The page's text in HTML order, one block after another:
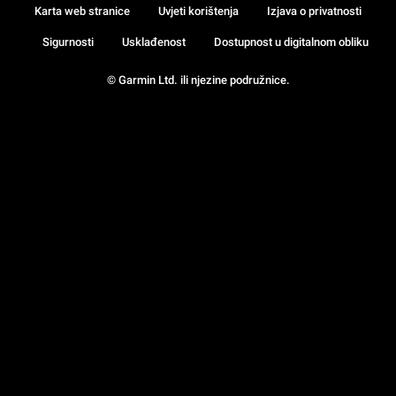
© Garmin Ltd. ili njezine podružnice.
Karta web stranice Uvjeti korištenja Izjava o privatnosti
Sigurnosti Usklađenost Dostupnost u digitalnom obliku